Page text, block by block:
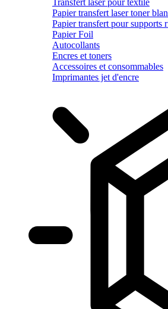
Papier transfert laser toner
Papier transfert pour supports
Papier Foil
Autocollants
Encres et toners
Accessoires et consommables
Imprimantes jet d'encre